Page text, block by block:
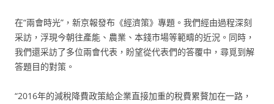
在“兩會時光”，新京報發布《經濟策》專題。我們經由過程深刻
采訪，浮現今朝往產能、農業、本錢市場等範疇的近況。同時，
我們還采訪了多位兩會代表，盼望從代表們的答覆中，尋覓到解
答題目的對策。
“2016年的減稅降費政策給企業直接加重的稅費累贅加在一路，